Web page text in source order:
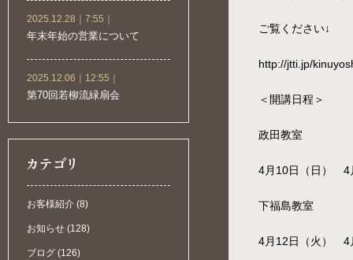
2025.12.28｜7:55｜
年末年始の営業について
2025.12.06｜12:55｜
第70回若柳流緑扇会
お客様紹介 (8)
お知らせ (128)
ブログ (126)
ご覧ください↓
http://jtti.jp/
＜開講日程＞
政田教室
4月10日（日） 4
下福島教室
4月12日（火） 4